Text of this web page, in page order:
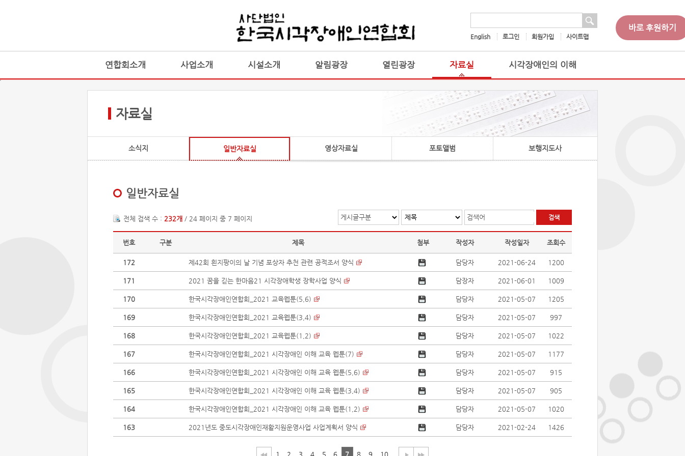
English 로그인 회원가입 사이트맵
바로 후원하기
연합회소개 사업소개 시설소개 알림광장 열린광장 자료실 시각장애인의 이해
자료실
소식지 일반자료실 영상자료실 포토앨범 보행지도사
일반자료실
게시글구분 검색어
전체 검색 수 : 232개 / 24 페이지 중 7 페이지
번호 구분 제목 첨부 작성자 작성일자 조회수
172 제42회 흰지팡이의 날 기념 포상자 추천 관련 공적조서 양식 담당자 2021-06-24 1200
171 2021 꿈을 긷는 한마음21 시각장애학생 장학사업 양식 담장자 2021-06-01 1009
170 한국시각장애인연합회_2021 교육웹툰(5,6) 담당자 2021-05-07 1205
169 한국시각장애인연합회_2021 교육웹툰(3,4) 담당자 2021-05-07 997
168 한국시각장애인연합회_2021 교육웹툰(1,2) 담당자 2021-05-07 1022
167 한국시각장애인연합회_2021 시각장애인 이해 교육 웹툰(7) 담당자 2021-05-07 1177
166 한국시각장애인연합회_2021 시각장애인 이해 교육 웹툰(5,6) 담당자 2021-05-07 915
165 한국시각장애인연합회_2021 시각장애인 이해 교육 웹툰(3,4) 담당자 2021-05-07 905
164 한국시각장애인연합회_2021 시각장애인 이해 교육 웹툰(1,2) 담당자 2021-05-07 1020
163 2021년도 중도시각장애인재활지원운영사업 사업계획서 양식 담당자 2021-02-24 1426
1 2 3 4 5 6 7 8 9 10